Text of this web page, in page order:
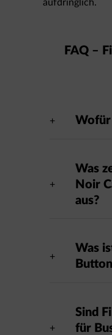
aufdringlich.
FAQ –
Was
Noir
aus?
Was
Sind
für